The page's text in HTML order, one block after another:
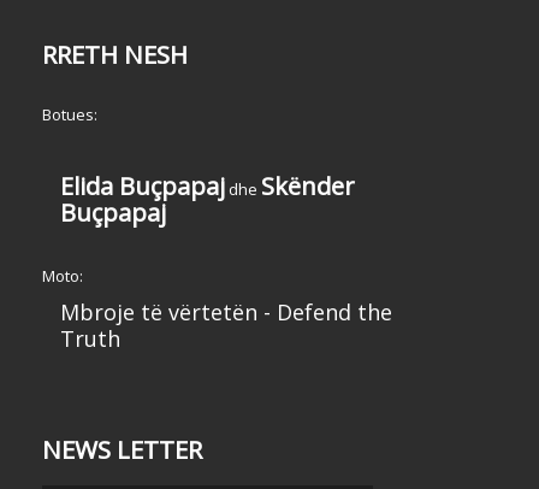
RRETH NESH
Botues:
Elida Buçpapaj dhe Skënder
Buçpapaj
Moto:
Mbroje të vërtetën - Defend the
Truth
NEWS LETTER